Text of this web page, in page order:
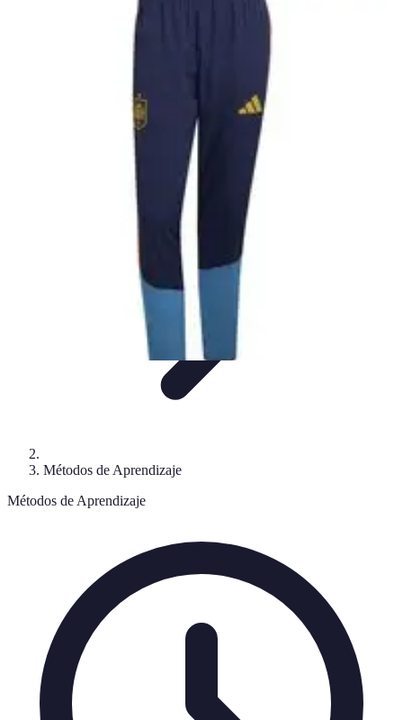
Recursos de Aprendizaje
Cursos y Recursos
Clases en Español
Métodos de Aprendizaje
Métodos de Aprendizaje